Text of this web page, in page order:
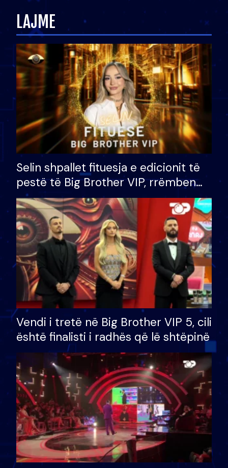
LAJME
Selin shpallet fituesja e edicionit të
pestë të Big Brother VIP, rrëmben
çmimin e madh prej 100 mijë eurosh
Vendi i tretë në Big Brother VIP 5, cili
është finalisti i radhës që lë shtëpinë